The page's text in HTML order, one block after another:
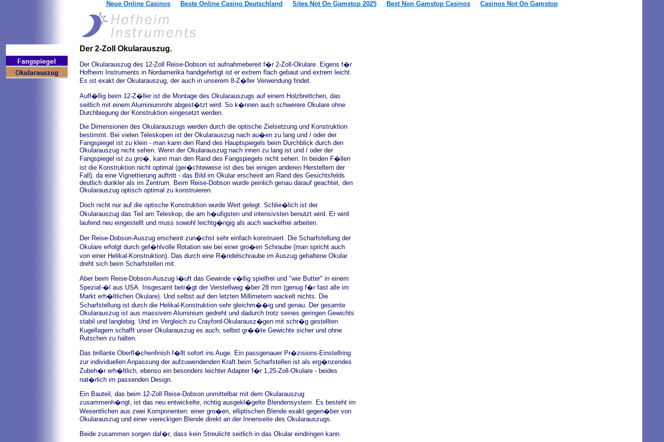
Neue Online Casinos Beste Online Casino Deutschland Sites Not On Gamstop 2025 Best Non Gamstop Casinos Casinos Not On Gamstop
Der 2-Zoll Okularauszug.
Der Okularauszug des 12-Zoll Reise-Dobson ist aufnahmebereit f�r 2-Zoll-Okulare. Eigens f�r
Hofheim Instruments in Nordamerika handgefertigt ist er extrem flach gebaut und extrem leicht.
Es ist exakt der Okularauszug, der auch in unserem 8-Z�ller Verwendung findet.
Auff�llig beim 12-Z�ller ist die Montage des Okularauszugs auf einem Holzbrettchen, das
seitlich mit einem Aluminiumrohr abgest�tzt wird. So k�nnen auch schwerere Okulare ohne
Durchbiegung der Konstruktion eingesetzt werden.
Die Dimensionen des Okularauszugs werden durch die optische Zielsetzung und Konstruktion
bestimmt. Bei vielen Teleskopen ist der Okularauszug nach au�en zu lang und / oder der
Fangspiegel ist zu klein - man kann den Rand des Hauptspiegels beim Durchblick durch den
Okularauszug nicht sehen. Wenn der Okularauszug nach innen zu lang ist und / oder der
Fangspiegel ist zu gro�, kann man den Rand des Fangspiegels nicht sehen. In beiden F�llen
ist die Konstruktion nicht optimal (ger�chteweise ist dies bei einigen anderen Herstellern der
Fall), da eine Vignettierung auftritt - das Bild im Okular erscheint am Rand des Gesichtsfelds
deutlich dunkler als im Zentrum. Beim Reise-Dobson wurde peinlich genau darauf geachtet, den
Okularauszug optisch optimal zu konstruieren.
Doch nicht nur auf die optische Konstruktion wurde Wert gelegt. Schlie�lich ist der
Okularauszug das Teil am Teleskop, die am h�ufigsten und intensivsten benutzt wird. Er wird
laufend neu eingestellt und muss sowohl leichtg�ngig als auch wackelfrei arbeiten.
Der Reise-Dobson-Auszug erscheint zun�chst sehr einfach konstruiert. Die Scharfstellung der
Okulare erfolgt durch gef�hlvolle Rotation wie bei einer gro�en Schraube (man spricht auch
von einer Helikal-Konstruktion). Das durch eine R�ndelschraube im Auszug gehaltene Okular
dreht sich beim Scharfstellen mit.
Aber beim Reise-Dobson-Auszug l�uft das Gewinde v�llig spielfrei und "wie Butter" in einem
Spezial-�l aus USA. Insgesamt betr�gt der Verstellweg �ber 28 mm (genug f�r fast alle im
Markt erh�ltlichen Okulare). Und selbst auf den letzten Millimetern wackelt nichts. Die
Scharfstellung ist durch die Helikal-Konstruktion sehr gleichm��ig und genau. Der gesamte
Okularauszug ist aus massivem Aluminium gedreht und dadurch trotz seines geringen Gewichts
stabil und langlebig. Und im Vergleich zu Crayford-Okularausz�gen mit schr�g gestellten
Kugellagern schafft unser Okularauszug es auch, selbst gr��te Gewichte sicher und ohne
Rutschen zu halten.
Das brillante Oberfl�chenfinish f�llt sofort ins Auge. Ein passgenauer Pr�zisions-Einstellring
zur individuellen Anpassung der aufzuwendenden Kraft beim Scharfstellen ist als erg�nzendes
Zubeh�r erh�ltlich, ebenso ein besonders leichter Adapter f�r 1,25-Zoll-Okulare - beides
nat�rlich im passenden Design.
Ein Bauteil, das beim 12-Zoll Reise-Dobson unmittelbar mit dem Okularauszug
zusammenh�ngt, ist das neu entwickelte, richtig ausgekl�gelte Blendensystem. Es besteht im
Wesentlichen aus zwei Komponenten: einer gro�en, elliptischen Blende exakt gegen�ber von
Okularauszug und einer viereckigen Blende direkt an der Innenseite des Okularauszugs.
Beide zusammen sorgen daf�r, dass kein Streulicht seitlich in das Okular eindringen kann.